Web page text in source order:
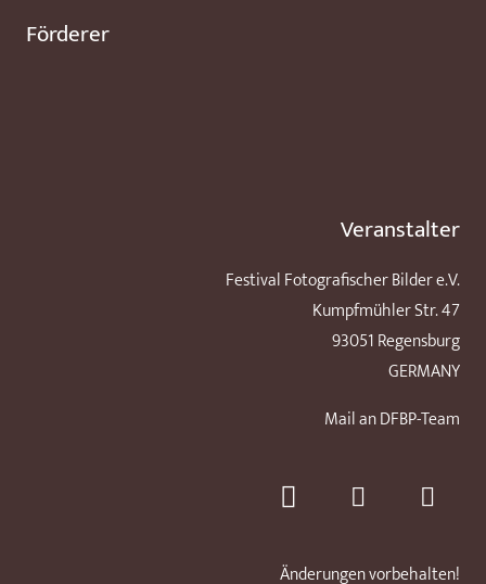
Förderer
Veranstalter
Festival Fotografischer Bilder e.V.
Kumpfmühler Str. 47
93051 Regensburg
GERMANY
Mail an DFBP-Team
Änderungen vorbehalten!